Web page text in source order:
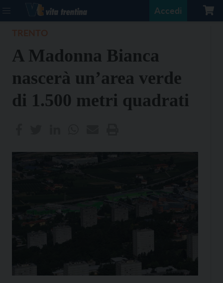
Accedi
A Madonna Bianca
nascerà un’area verde
di 1.500 metri quadrati